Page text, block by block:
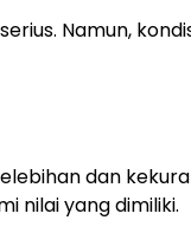
Namun,
dan
nilai yang dimiliki.